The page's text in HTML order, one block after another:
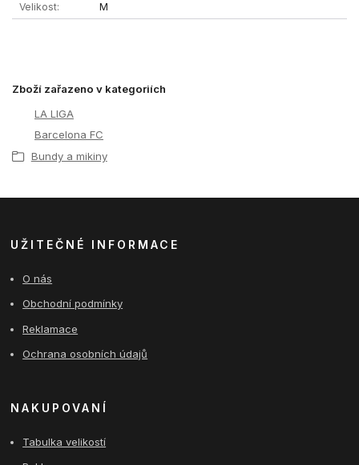
Velikost M
Zboží zařazeno v kategoriích
LA LIGA
Barcelona FC
Bundy a mikiny
UŽITEČNÉ INFORMACE
O nás
Obchodní podmínky
Reklamace
Ochrana osobních údajů
NAKUPOVANÍ
Tabulka velikostí